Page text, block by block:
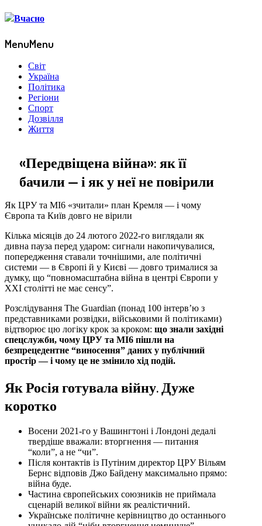
MenuMenu
Світ
Україна
Політика
Регіони
Спорт
Дозвілля
Життя
«Передвіщена війна»: як її
бачили — і як у неї не повірили
Як ЦРУ та MI6 «зчитали» план Кремля — і чому
Європа та Київ довго не вірили
Кілька місяців до 24 лютого 2022-го виглядали як
дивна пауза перед ударом: сигнали накопичувалися,
попередження ставали точнішими, але політичні
системи — в Європі й у Києві — довго трималися за
думку, що “повномасштабна війна в центрі Європи у
XXI столітті не має сенсу”.
Розслідування The Guardian (понад 100 інтерв’ю з
представниками розвідки, військовими й політиками)
відтворює цю логіку крок за кроком: що знали західні
спецслужби, чому ЦРУ та MI6 пішли на
безпрецедентне “виносення” даних у публічний
простір — і чому це не змінило хід подій.
Як Росія готувала війну. Дуже
коротко
Восени 2021-го у Вашингтоні і Лондоні дедалі
твердіше вважали: вторгнення — питання
“коли”, а не “чи”.
Після контактів із Путіним директор ЦРУ Вільям
Бернс відповів Джо Байдену максимально прямо:
війна буде.
Частина європейських союзників не приймала
сценарій великої війни як реалістичний.
Українське політичне керівництво до останнього